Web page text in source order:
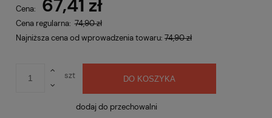
Cena: 67,41 zł
Cena regularna: 74,90 zł
Najniższa cena od wprowadzenia towaru: 74,90 zł
szt DO KOSZYKA
dodaj do przechowalni